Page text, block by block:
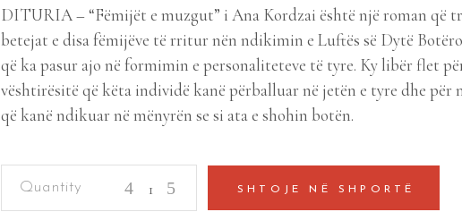
DITURIA – “Fëmijët e muzgut” i Ana Kordzai është një roman që
betejat e disa fëmijëve të rritur nën ndikimin e Luftës së Dytë
që ka pasur ajo në formimin e personaliteteve të tyre. Ky libër flet
vështirësitë që këta individë kanë përballuar në jetën e tyre dhe për
që kanë ndikuar në mënyrën se si ata e shohin botën.
SHTOJE NË SHPORTË